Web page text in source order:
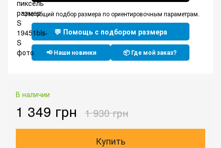
*Это общий подбор размера по ориентировочным параметрам.
💬 Помощь с подбором размера
📢 Наши новинки 📦 Где мой заказ?
В наличии
1 349 грн 1 930 грн
Купить